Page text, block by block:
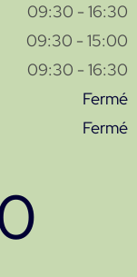
09:30 - 16:30
09:30 - 15:00
09:30 - 16:30
Fermé
Fermé